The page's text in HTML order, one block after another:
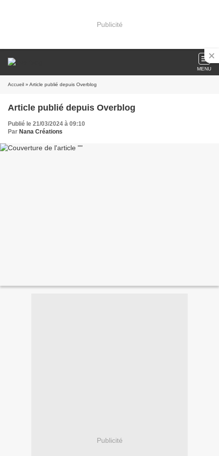
Publicité
MENU
Accueil » Article publié depuis Overblog
Article publié depuis Overblog
Publié le 21/03/2024 à 09:10
Par Nana Créations
Publicité